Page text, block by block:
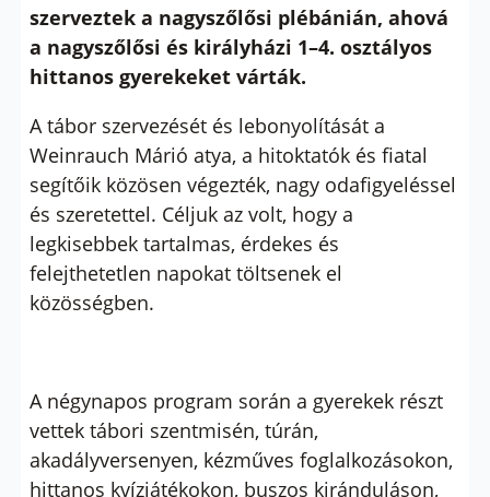
szerveztek a nagyszőlősi plébánián, ahová
a nagyszőlősi és királyházi 1–4. osztályos
hittanos gyerekeket várták.
A tábor szervezését és lebonyolítását a
Weinrauch Márió atya, a hitoktatók és fiatal
segítőik közösen végezték, nagy odafigyeléssel
és szeretettel. Céljuk az volt, hogy a
legkisebbek tartalmas, érdekes és
felejthetetlen napokat töltsenek el
közösségben.
A négynapos program során a gyerekek részt
vettek tábori szentmisén, túrán,
akadályversenyen, kézműves foglalkozásokon,
hittanos kvízjátékokon, buszos kiránduláson,